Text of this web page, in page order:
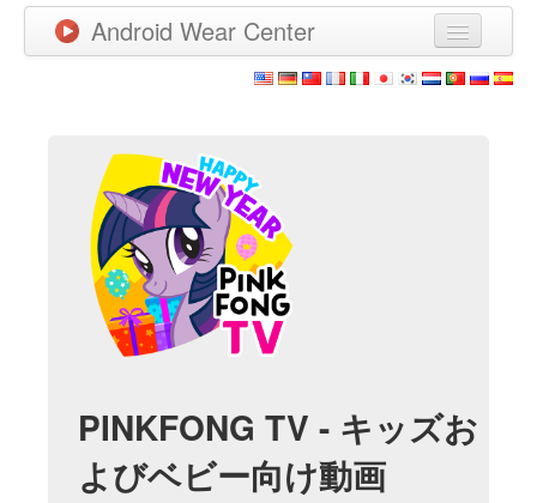
Android Wear Center
Games
New Releases
Watchfaces
More
PINKFONG TV - キッズお
よびベビー向け動画